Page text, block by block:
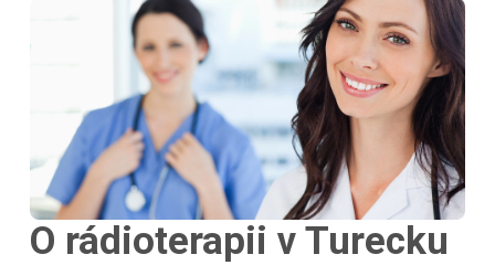
O rádioterapii v Turecku